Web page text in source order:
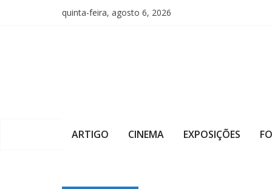
quinta-feira, agosto 6, 2026
ARTIGO CINEMA EXPOSIÇÕES